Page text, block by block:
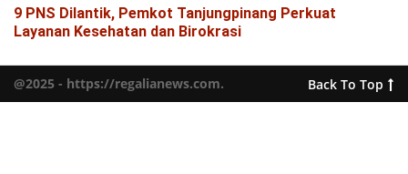
9 PNS Dilantik, Pemkot Tanjungpinang Perkuat
Layanan Kesehatan dan Birokrasi
@2025 - https://regalianews.com. Back To Top